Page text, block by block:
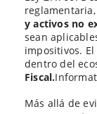
y activos no
sean
impositivos.
dentro del
Fiscal.
Más allá de